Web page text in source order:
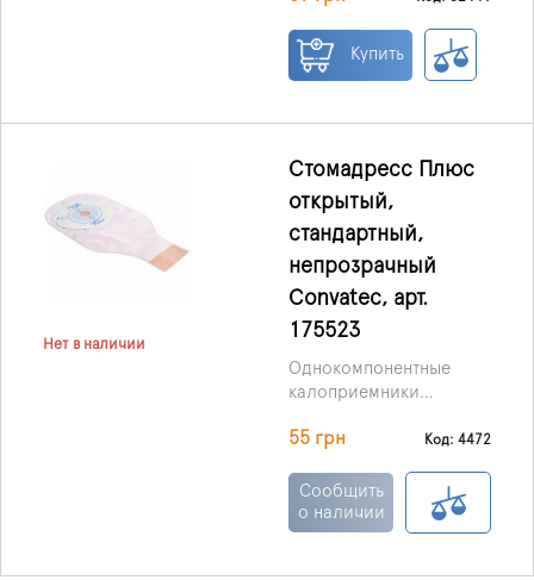
клеевой основой
Alterna.
Купить
Нет в наличии
Стомадресс Плюс
открытый,
стандартный,
непрозрачный
Convatec, арт.
175523
Однокомпонентные
калоприемники
(дренируемые)
Стомадресс Плюс,
Однокомпонентные
калоприемники
55 грн Код: 4472
Сообщить
о наличии